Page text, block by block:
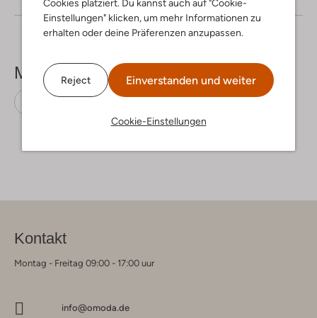
Cookies platziert. Du kannst auch auf "Cookie-
Einstellungen" klicken, um mehr Informationen zu
erhalten oder deine Präferenzen anzupassen.
Reject Einverstanden und weiter
Cookie-Einstellungen
Mehr sehen
Kontakt
Montag - Freitag 09:00 - 17:00 uur
info@omoda.de